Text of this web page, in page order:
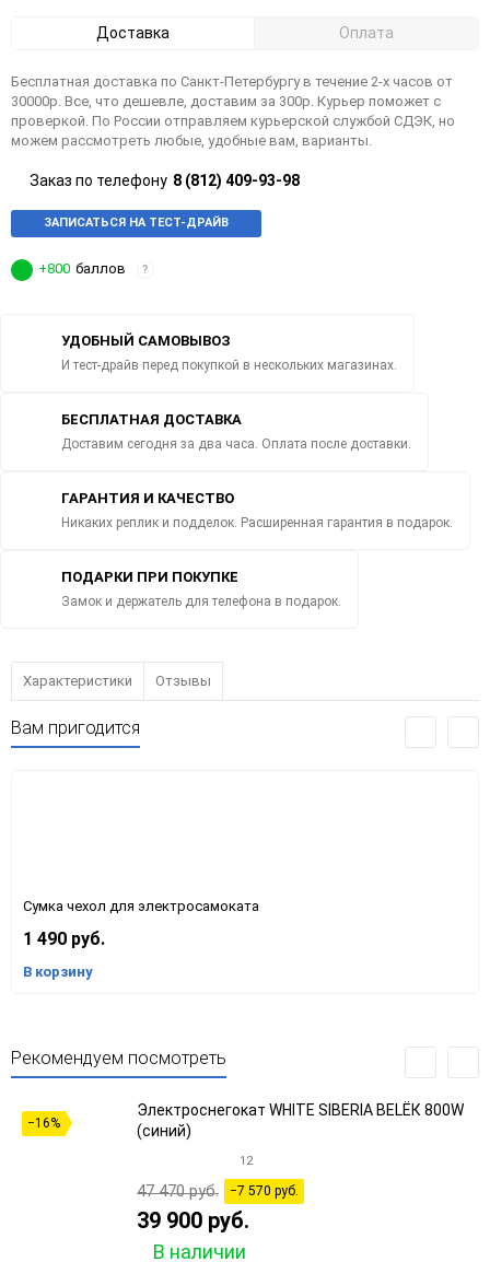
Доставка Оплата
Бесплатная доставка по Санкт-Петербургу в течение 2-х часов от
30000р. Все, что дешевле, доставим за 300р. Курьер поможет с
проверкой. По России отправляем курьерской службой СДЭК, но
можем рассмотреть любые, удобные вам, варианты.
Заказ по телефону 8 (812) 409-93-98
ЗАПИСАТЬСЯ НА ТЕСТ-ДРАЙВ
+800 баллов ?
УДОБНЫЙ САМОВЫВОЗ
И тест-драйв перед покупкой в нескольких магазинах.
БЕСПЛАТНАЯ ДОСТАВКА
Доставим сегодня за два часа. Оплата после доставки.
ГАРАНТИЯ И КАЧЕСТВО
Никаких реплик и подделок. Расширенная гарантия в подарок.
ПОДАРКИ ПРИ ПОКУПКЕ
Замок и держатель для телефона в подарок.
Характеристики Отзывы
Вам пригодится
Cумка чехол для электросамоката
1 490 руб.
В корзину
Рекомендуем посмотреть
−16%
Электроснегокат WHITE SIBERIA BELЁК 800W
(синий)
12
47 470 руб. −7 570 руб.
39 900 руб.
В наличии